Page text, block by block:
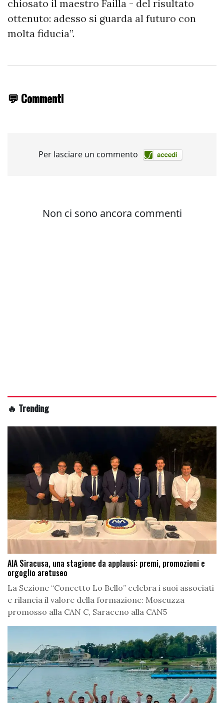
chiosato il maestro Failla - del risultato
ottenuto: adesso si guarda al futuro con
molta fiducia”.
💬 Commenti
🔥 Trending
AIA Siracusa, una stagione da applausi: premi, promozioni e
orgoglio aretuseo
La Sezione “Concetto Lo Bello” celebra i suoi associati
e rilancia il valore della formazione: Moscuzza
promosso alla CAN C, Saraceno alla CAN5